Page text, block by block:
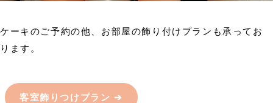
ケーキのご予約の他、お部屋の飾り付けプランも承ってお
ります。
客室飾りつけプラン ➔